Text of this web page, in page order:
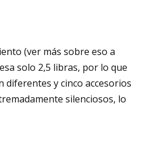
(ver más sobre eso a
solo 2,5 libras, por lo que
diferentes y cinco accesorios
silenciosos, lo